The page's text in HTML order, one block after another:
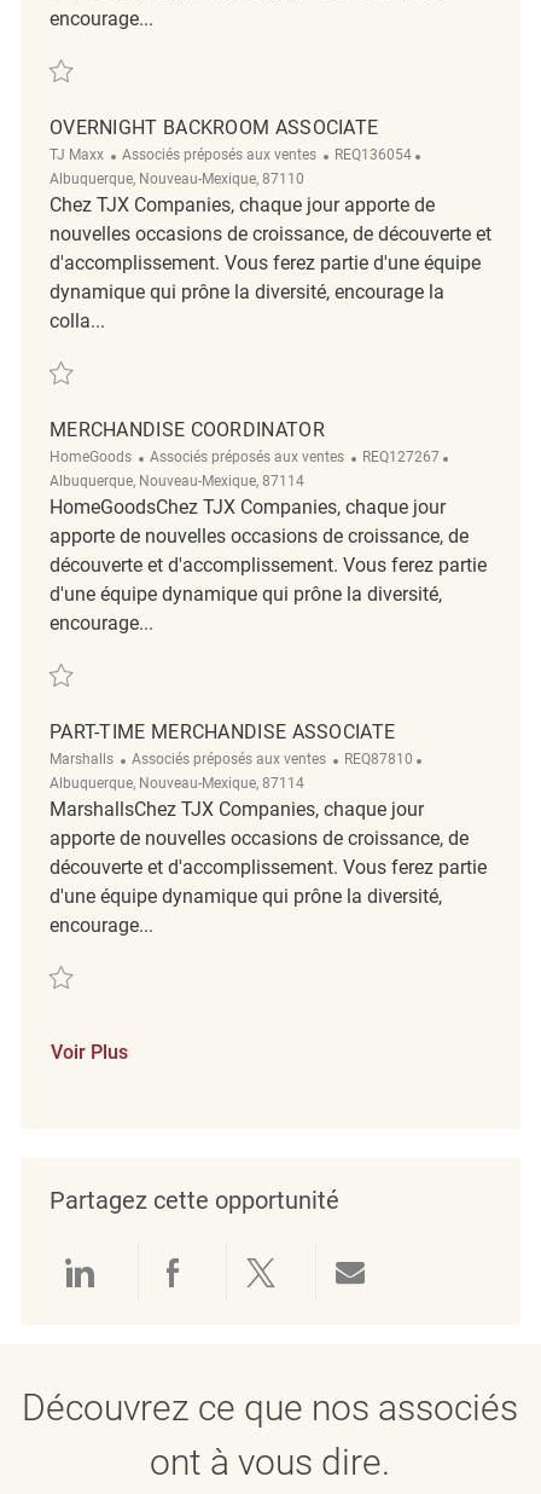
encourage...
Sauvegarder Retail Loss Prevention Detective REQ139328
OVERNIGHT BACKROOM ASSOCIATE
TJ Maxx Catégorie
Associés préposés aux ventes ReqId
REQ136054
Albuquerque, Nouveau-Mexique, 87110
Chez TJX Companies, chaque jour apporte de
nouvelles occasions de croissance, de découverte et
d'accomplissement. Vous ferez partie d'une équipe
dynamique qui prône la diversité, encourage la
colla...
Sauvegarder Overnight Backroom Associate REQ136054
MERCHANDISE COORDINATOR
HomeGoods Catégorie
Associés préposés aux ventes ReqId
REQ127267
Albuquerque, Nouveau-Mexique, 87114
HomeGoodsChez TJX Companies, chaque jour
apporte de nouvelles occasions de croissance, de
découverte et d'accomplissement. Vous ferez partie
d'une équipe dynamique qui prône la diversité,
encourage...
Sauvegarder Merchandise Coordinator REQ127267
PART-TIME MERCHANDISE ASSOCIATE
Marshalls Catégorie
Associés préposés aux ventes ReqId
REQ87810
Albuquerque, Nouveau-Mexique, 87114
MarshallsChez TJX Companies, chaque jour
apporte de nouvelles occasions de croissance, de
découverte et d'accomplissement. Vous ferez partie
d'une équipe dynamique qui prône la diversité,
encourage...
Sauvegarder Part-Time Merchandise Associate REQ87810
Voir Plus
Partagez cette opportunité
Partager via LinkedIn
Partager via Facebook
Partager via twitter
Découvrez ce que nos associés
ont à vous dire.